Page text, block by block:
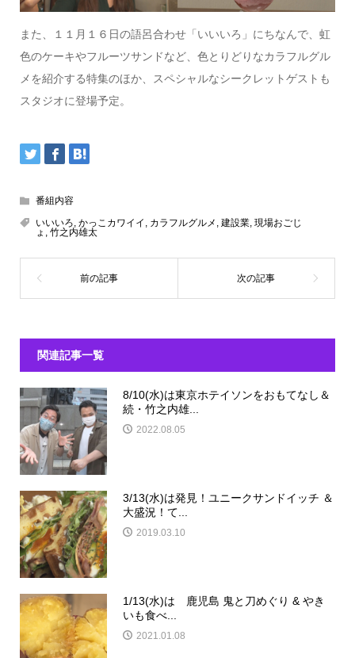
また、１１月１６日の語呂合わせ「いいいろ」にちなんで、虹
色のケーキやフルーツサンドなど、色とりどりなカラフルグル
メを紹介する特集のほか、スペシャルなシークレットゲストも
スタジオに登場予定。
番組内容
いいいろ かっこカワイイ カラフルグルメ 建設業, 現場おごじ
ょ
竹之内雄太
関連記事一覧
8/10(水)は東京ホテイソンをおもてなし＆
続・竹之内雄...
2022.08.05
3/13(水)は発見！ユニークサンドイッチ ＆
大盛況！て...
2019.03.10
1/13(水)は 鹿児島 鬼と刀めぐり & やき
いも食べ...
2021.01.08